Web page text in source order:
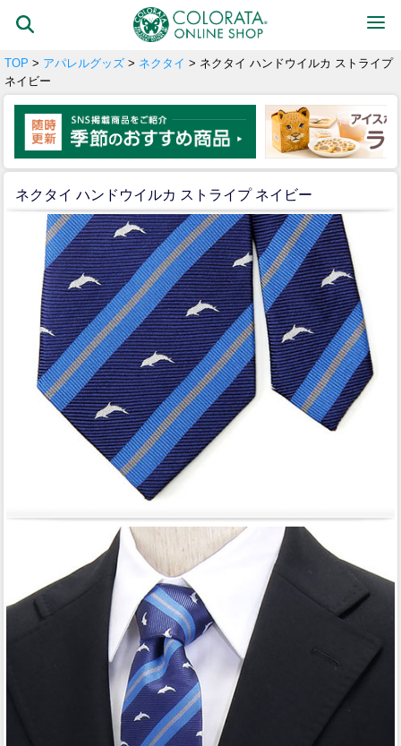
TOP > アパレルグッズ > ネクタイ > ネクタイ ハンドウイルカ ストライプ
ネイビー
ネクタイ ハンドウイルカ ストライプ ネイビー